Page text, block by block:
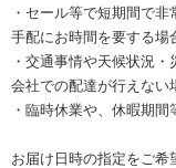
・セール等で短期間で
手配にお時間を要する場
・交通事情や天候状況
会社での配達が行えない
・臨時休業や、休暇期
お届け日時の指定をご希